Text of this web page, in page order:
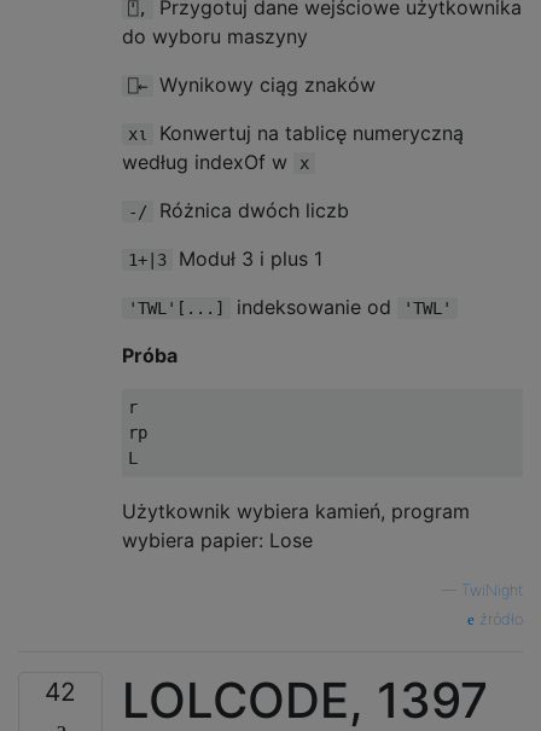
⍞,
Przygotuj dane wejściowe użytkownika
do wyboru maszyny
⎕← Wynikowy ciąg znaków
x⍳
Konwertuj na tablicę numeryczną
według indexOf w
x
-/ Różnica dwóch liczb
1+|3 Moduł 3 i plus 1
'TWL'[...] indeksowanie od 'TWL'
Próba
r
rp
Użytkownik wybiera kamień, program
wybiera papier: Lose
TwiNight
źródło
42 LOLCODE, 1397